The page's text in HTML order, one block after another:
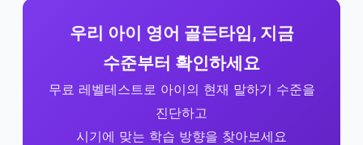
우리 아이 영어 골든타임, 지금
수준부터 확인하세요
무료 레벨테스트로 아이의 현재 말하기 수준을
진단하고
시기에 맞는 학습 방향을 찾아보세요